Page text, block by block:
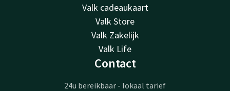
Valk cadeaukaart
Valk Store
Valk Zakelijk
Valk Life
Contact
24u bereikbaar - lokaal tarief